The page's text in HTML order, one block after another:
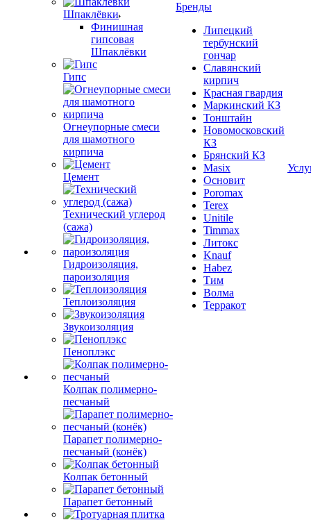
Шпаклёвки
Финишная
гипсовая
Шпаклёвки
Гипс
Огнеупорные смеси
для шамотного
кирпича
Цемент
Технический углерод
(сажа)
Гидроизоляция,
пароизоляция
Теплоизоляция
Звукоизоляция
Пеноплэкс
Колпак полимерно-
песчаный
Парапет полимерно-
песчаный (конёк)
Колпак бетонный
Парапет бетонный
Бренды
Липецкий
тербунский
гончар
Славянский
кирпич
Красная гвардия
Маркинский КЗ
Тонштайн
Новомосковский
КЗ
Брянский КЗ
Masix
Основит
Poromax
Terex
Unitile
Timmax
Литокс
Knauf
Habez
Тим
Волма
Терракот